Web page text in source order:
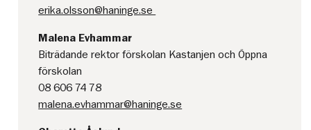
erika.olsson@haninge.se
Malena Evhammar
Biträdande rektor förskolan Kastanjen och Öppna
förskolan
08 606 74 78
malena.evhammar@haninge.se